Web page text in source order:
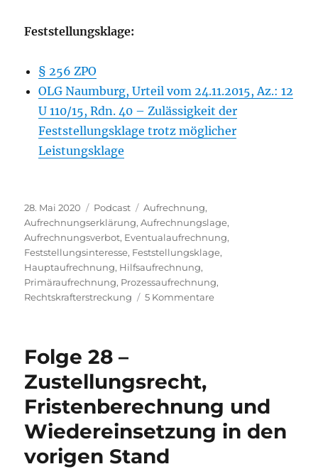
Feststellungsklage:
§ 256 ZPO
OLG Naumburg, Urteil vom 24.11.2015, Az.: 12
U 110/15, Rdn. 40 – Zulässigkeit der
Feststellungsklage trotz möglicher
Leistungsklage
Veröffentlicht
am
28. Mai 2020 Kategorien
Podcast Schlagwörter
Aufrechnung,
Aufrechnungserklärung,Aufrechnungslage,
Aufrechnungsverbot, Eventualaufrechnung,
Feststellungsinteresse, Feststellungsklage,
Hauptaufrechnung, Hilfsaufrechnung,
Primäraufrechnung, Prozessaufrechnung,
Rechtskrafterstreckung
5 Kommentarezu
und
Feststellungsklage
Folge 28 –
Zustellungsrecht,
Fristenberechnung und
Wiedereinsetzung in den
vorigen Stand